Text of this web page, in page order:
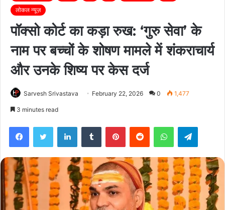
लोकल न्यूज़
पॉक्सो कोर्ट का कड़ा रुख: ‘गुरु सेवा’ के
नाम पर बच्चों के शोषण मामले में शंकराचार्य
और उनके शिष्य पर केस दर्ज
Sarvesh Srivastava February 22, 2026 0 1,477
3 minutes read
FacebookTwitter LinkedInTumblr PinterestReddit WhatsApp